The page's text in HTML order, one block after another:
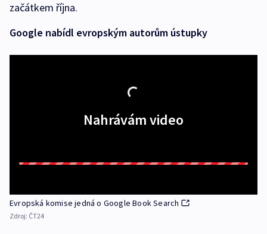
začátkem října.
Google nabídl evropským autorům ústupky
Nahrávám video
Evropská komise jedná o Google Book Search
Zdroj: ČT24